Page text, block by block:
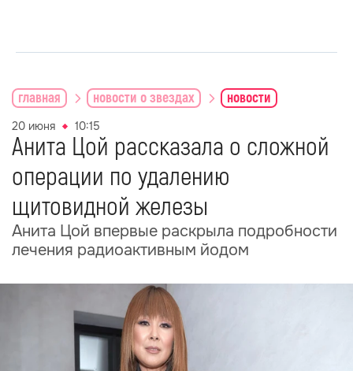
главная новости о звездах новости
20 июня 10:15
Анита Цой рассказала о сложной
операции по удалению
щитовидной железы
Анита Цой впервые раскрыла подробности
лечения радиоактивным йодом